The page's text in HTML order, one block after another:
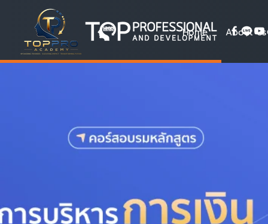
Home About Us